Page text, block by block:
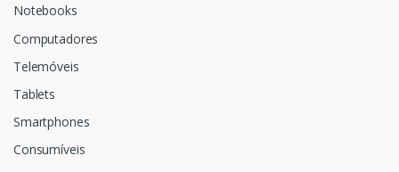
Notebooks
Computadores
Telemóveis
Tablets
Smartphones
Consumíveis